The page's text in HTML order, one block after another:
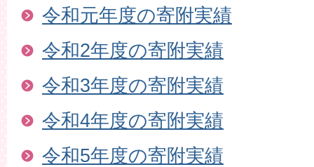
令和元年度の寄附実績
令和2年度の寄附実績
令和3年度の寄附実績
令和4年度の寄附実績
令和5年度の寄附実績